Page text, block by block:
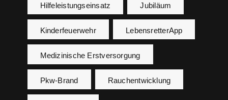
Hilfeleistungseinsatz Jubiläum
Kinderfeuerwehr LebensretterApp
Medizinische Erstversorgung
Pkw-Brand Rauchentwicklung